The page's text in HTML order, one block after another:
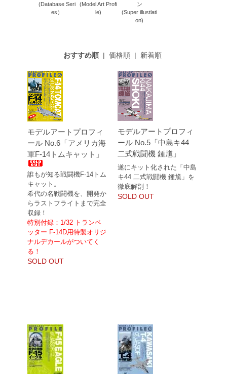
(Database Seri
es）
(Model Art Profi
le)
ン
(Super illustlati
on)
おすすめ順 |価格順 | 新着順
モデルアートプロフィ
ール No.6「アメリカ海
軍F-14トムキャット」
誰もが知る戦闘機F-14トム
キャット。
希代の名戦闘機を、開発か
らラストフライトまで完全
収録！
特別付録：1/32 トランペ
ッター F-14D用特製オリジ
ナルデカールがついてく
る！
SOLD OUT
モデルアートプロフィ
ール No.5「中島キ44
二式戦闘機 鍾馗」
遂にキット化された「中島
キ44 二式戦闘機 鍾馗」を
徹底解剖！
SOLD OUT